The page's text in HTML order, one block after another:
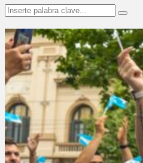
Search
for:
Search